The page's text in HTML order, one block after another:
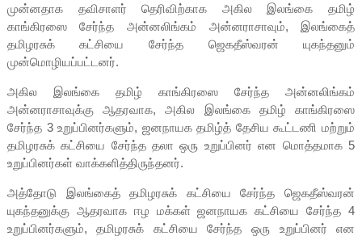
முன்னதாக தவிசாளர் தெரிவிற்காக அகில இலங்கை தமிழ்
காங்கிரஸை சேர்ந்த அன்னலிங்கம் அன்னராசாவும், இலங்கைத்
தமிழரசுக் கட்சியை சேர்ந்த ஜெகதீஸ்வரன் யுகந்தனும்
முன்மொழியப்பட்டனர்.
அகில இலங்கை தமிழ் காங்கிரஸை சேர்ந்த அன்னலிங்கம்
அன்னராசாவுக்கு ஆதரவாக, அகில இலங்கை தமிழ் காங்கிரஸை
சேர்ந்த 3 உறுப்பினர்களும், ஜனநாயக தமிழ்த் தேசிய கூட்டணி மற்றும்
தமிழரசுக் கட்சியை சேர்ந்த தலா ஒரு உறுப்பினர் என மொத்தமாக 5
உறுப்பினர்கள் வாக்களித்திருந்தனர்.
அத்தோடு இலங்கைத் தமிழரசுக் கட்சியை சேர்ந்த ஜெகதீஸ்வரன்
யுகந்தனுக்கு ஆதரவாக ஈழ மக்கள் ஜனநாயக கட்சியை சேர்ந்த 4
உறுப்பினர்களும், தமிழரசுக் கட்சியை சேர்ந்த ஒரு உறுப்பினர் என